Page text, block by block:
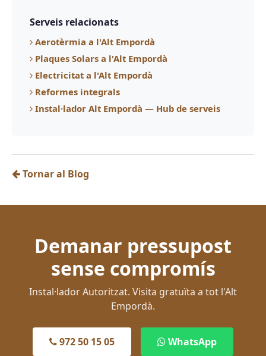
Serveis relacionats
Aerotèrmia a l'Alt Empordà
Plaques Solars a l'Alt Empordà
Electricitat a l'Alt Empordà
Reformes integrals
Instal·lador Alt Empordà — Hub de serveis
Tornar al Blog
Demanar pressupost
sense compromís
Instal·lador Autoritzat. Visita gratuïta a tot l'Alt
Empordà.
972 50 15 05 WhatsApp